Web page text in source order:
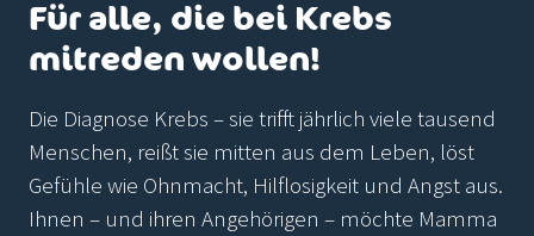
Für alle, die bei Krebs
mitreden wollen!
Die Diagnose Krebs – sie trifft jährlich viele tausend
Menschen, reißt sie mitten aus dem Leben, löst
Gefühle wie Ohnmacht, Hilflosigkeit und Angst aus.
Ihnen – und ihren Angehörigen – möchte Mamma